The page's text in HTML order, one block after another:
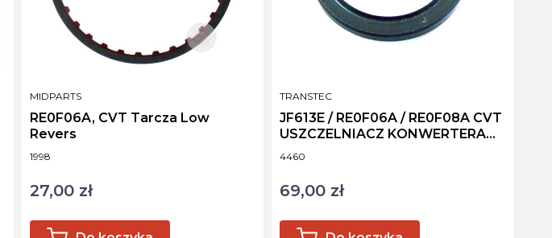
Kod produktu
1998
RE0F06A, CVT Tarcza Low
Revers
PRODUCENT
MIDPARTS
Cena
27,00 zł
Kod produktu
4460
JF613E / RE0F06A / RE0F08A CVT
USZCZELNIACZ KONWERTERA
313758E002
PRODUCENT
TRANSTEC
Cena
69,00 zł